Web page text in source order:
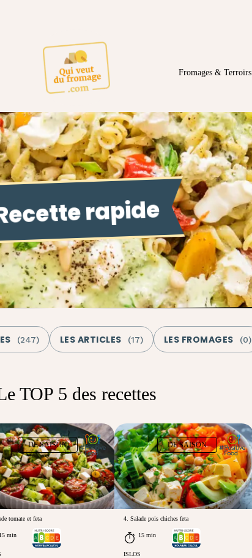
Fromages & Terroirs
rapide
(247) LES ARTICLES (17) LES FROMAGES (0)
TOP 5 des recettes
DE SAISON
tomate et feta
15 min
DE SAISON
4. Salade pois chiches feta
15 min
ISLOS